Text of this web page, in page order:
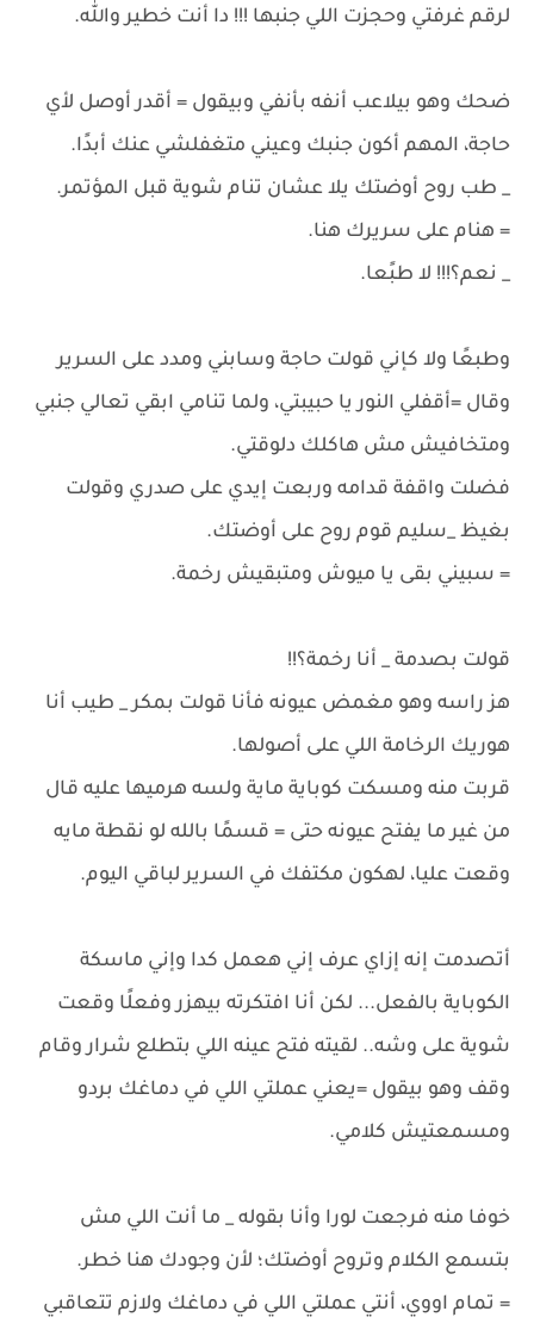
لرقم غرفتي وحجزت اللي جنبها !!! دا أنت خطير والله.
ضحك وهو بيلاعب أنفه بأنفي وبيقول = أقدر أوصل لأي
حاجة، المهم أكون جنبك وعيني متغفلشي عنك أبدًا.
_ طب روح أوضتك يلا عشان تنام شوية قبل المؤتمر.
= هنام على سريرك هنا.
_ نعم؟!!! لا طبًعا.
وطبعًا ولا كإني قولت حاجة وسابني ومدد على السرير
وقال =أقفلي النور يا حبيبتي، ولما تنامي ابقي تعالي جنبي
ومتخافيش مش هاكلك دلوقتي.
فضلت واقفة قدامه وربعت إيدي على صدري وقولت
بغيظ _سليم قوم روح على أوضتك.
= سبيني بقى يا ميوش ومتبقيش رخمة.
قولت بصدمة _ أنا رخمة؟!!
هز راسه وهو مغمض عيونه فأنا قولت بمكر _ طيب أنا
هوريك الرخامة اللي على أصولها.
قربت منه ومسكت كوباية ماية ولسه هرميها عليه قال
من غير ما يفتح عيونه حتى = قسمًا بالله لو نقطة مايه
وقعت عليا، لهكون مكتفك في السرير لباقي اليوم.
أتصدمت إنه إزاي عرف إني هعمل كدا وإني ماسكة
الكوباية بالفعل... لكن أنا افتكرته بيهزر وفعلًا وقعت
شوية على وشه.. لقيته فتح عينه اللي بتطلع شرار وقام
وقف وهو بيقول =يعني عملتي اللي في دماغك بردو
ومسمعتيش كلامي.
خوفا منه فرجعت لورا وأنا بقوله _ ما أنت اللي مش
بتسمع الكلام وتروح أوضتك؛ لأن وجودك هنا خطر.
= تمام اووي، أنتي عملتي اللي في دماغك ولازم تتعاقبي